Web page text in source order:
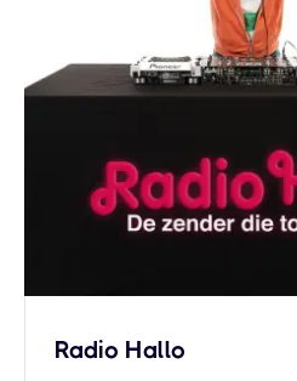
Radio Hallo